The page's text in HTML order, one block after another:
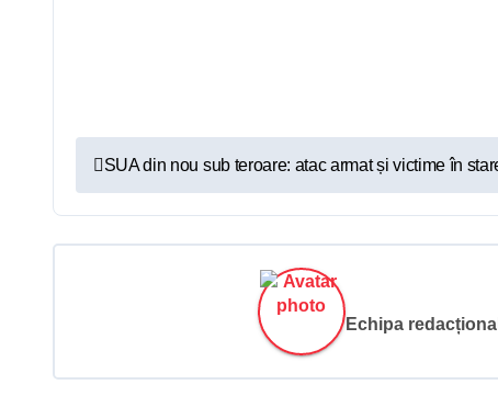
N
a
v
a
SUA din nou sub teroare: atac armat și victime în
Echipa